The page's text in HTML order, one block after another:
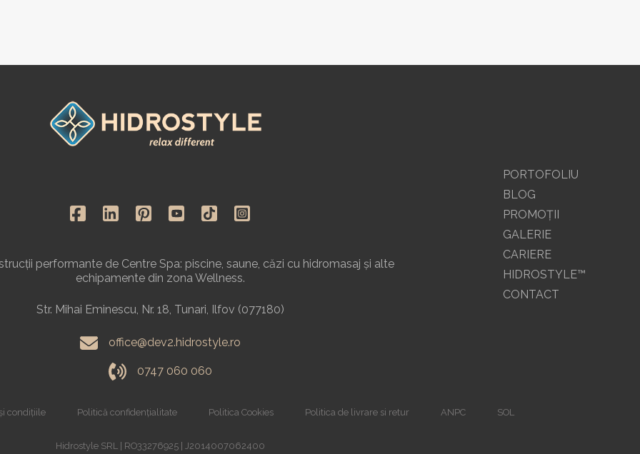
performante de Centre Spa: piscine, saune, căzi cu hidromasaj și alte
echipamente din zona Wellness.
Str. Mihai Eminescu, Nr. 18, Tunari, Ilfov (077180)
office@dev2.hidrostyle.ro
0747 060 060
PORTOFOLIU
BLOG
PROMOŢII
GALERIE
CARIERE
HIDROSTYLE™
CONTACT
condițiile Politică confidențialitate Politica Cookies Politica de livrare si retur ANPC SOL
Hidrostyle SRL | RO33276925 | J2014007062400